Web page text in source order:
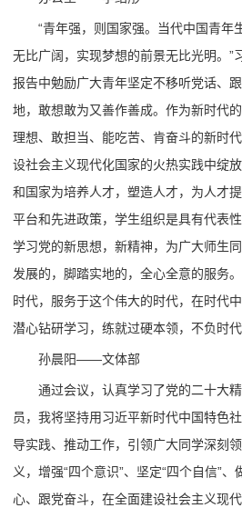
“青年强，则国家强。当代中国青年
无比广阔，实现梦想的前景无比光明。”
报告中勉励广大青年坚定不移听党话、
地，敢想敢为又善作善成。作为新时代
理想、敢担当、能吃苦、肯奋斗的新时
设社会主义现代化国家的火热实践中绽
和国家为培养人才，塑造人才，为人才
平台和先进政策，学生组织是具有代表
学习党的新思想，新精神，为广大师生
发展的，脚踏实地的，全心全意的服务
时代，服务于这个伟大的时代，在时代
潜心钻研学习，练就过硬本领，不负时代
孙晨阳——文体部
通过会议，认真学习了党的二十大
员，我将坚持用习近平新时代中国特色
导实践、推动工作，引领广大同学深刻
义，增强“四个意识”、坚定“四个自信”、
心、跟党奋斗，在全面建设社会主义现